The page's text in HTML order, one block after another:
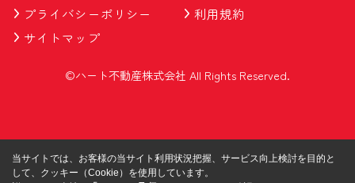
プライバシーポリシー
利用規約
サイトマップ
©ハート不動産株式会社 All Rights Reserved.
当サイトでは、お客様の当サイト利用状況把握、サービス向上検討を目的と
して、クッキー（Cookie）を使用しています。